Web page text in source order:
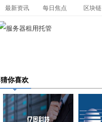
最新资讯 每日焦点 区块链
猜你喜欢